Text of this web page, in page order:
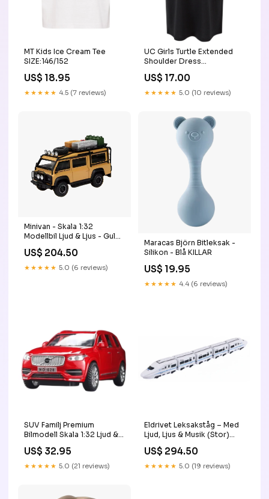
MT Kids Ice Cream Tee
SIZE:146/152
US$ 18.95
★★★★★ 4.5 (7 reviews)
UC Girls Turtle Extended
Shoulder Dress
COLOR:Blue
US$ 17.00
★★★★★ 5.0 (10 reviews)
Minivan - Skala 1:32
Modellbil Ljud & Ljus - Gul
US$ 204.50
★★★★★ 5.0 (6 reviews)
Maracas Björn Bitleksak -
Silikon - Blå KILLAR
US$ 19.95
★★★★★ 4.4 (6 reviews)
SUV Familj Premium
Bilmodell Skala 1:32 Ljud &
US$ 32.95
★★★★★ 5.0 (21 reviews)
Eldrivet Leksakståg – Med
Ljud, Ljus & Musik (Stor)
US$ 294.50
★★★★★ 5.0 (19 reviews)